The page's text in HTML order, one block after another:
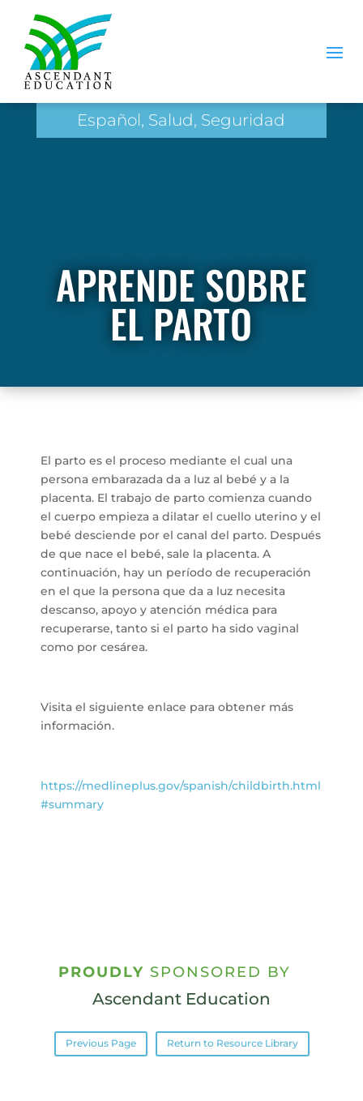
Español, Salud, Seguridad
APRENDE SOBRE
EL PARTO
El parto es el proceso mediante el cual una
persona embarazada da a luz al bebé y a la
placenta. El trabajo de parto comienza cuando
el cuerpo empieza a dilatar el cuello uterino y el
bebé desciende por el canal del parto. Después
de que nace el bebé, sale la placenta. A
continuación, hay un período de recuperación
en el que la persona que da a luz necesita
descanso, apoyo y atención médica para
recuperarse, tanto si el parto ha sido vaginal
como por cesárea.
Visita el siguiente enlace para obtener más
información.
https://medlineplus.gov/spanish/childbirth.html
#summary
PROUDLY SPONSORED BY
Ascendant Education
Previous Page Return to Resource Library